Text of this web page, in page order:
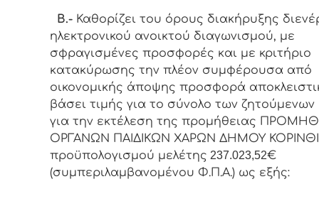
Β.- Καθορίζει του όρους διακήρυξης
ηλεκτρονικού ανοικτού διαγωνισμού, με
σφραγισμένες προσφορές και με κριτήριο
κατακύρωσης την πλέον συμφέρουσα από
οικονομικής άποψης προσφορά
βάσει τιμής για το σύνολο των ζητούμενων
για την εκτέλεση της προμήθειας
ΟΡΓΑΝΩΝ ΠΑΙΔΙΚΩΝ ΧΑΡΩΝ ΔΗΜΟΥ
προϋπολογισμού μελέτης 237.023,52€
(συμπεριλαμβανομένου Φ.Π.Α.) ως εξής: